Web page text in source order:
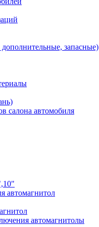
запасные)
салона автомобиля
автомагнитол
автомагнитолы